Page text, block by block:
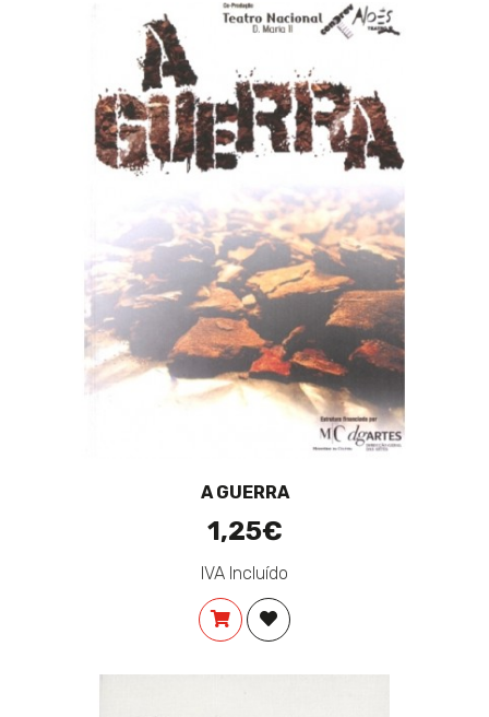
A GUERRA
1,25€
IVA Incluído
COMPRARADICIONAR À LISTA DE